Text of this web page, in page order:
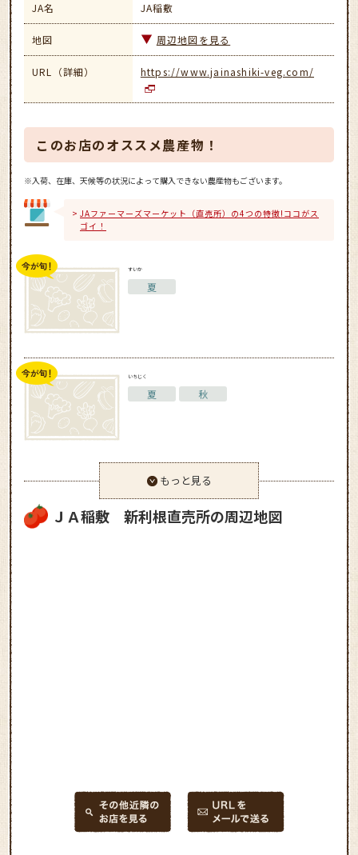
JA名 JA稲敷
地図 周辺地図を見る
URL（詳細） https://www.jainashiki-veg.com/
このお店のオススメ農産物！
※入荷、在庫、天候等の状況によって購入できない農産物もございます。
JAファーマーズマーケット（直売所）の4つの特徴!ココがス
ゴイ！
すいか
夏
いちじく
夏 秋
もっと見る
ＪＡ稲敷 新利根直売所の周辺地図